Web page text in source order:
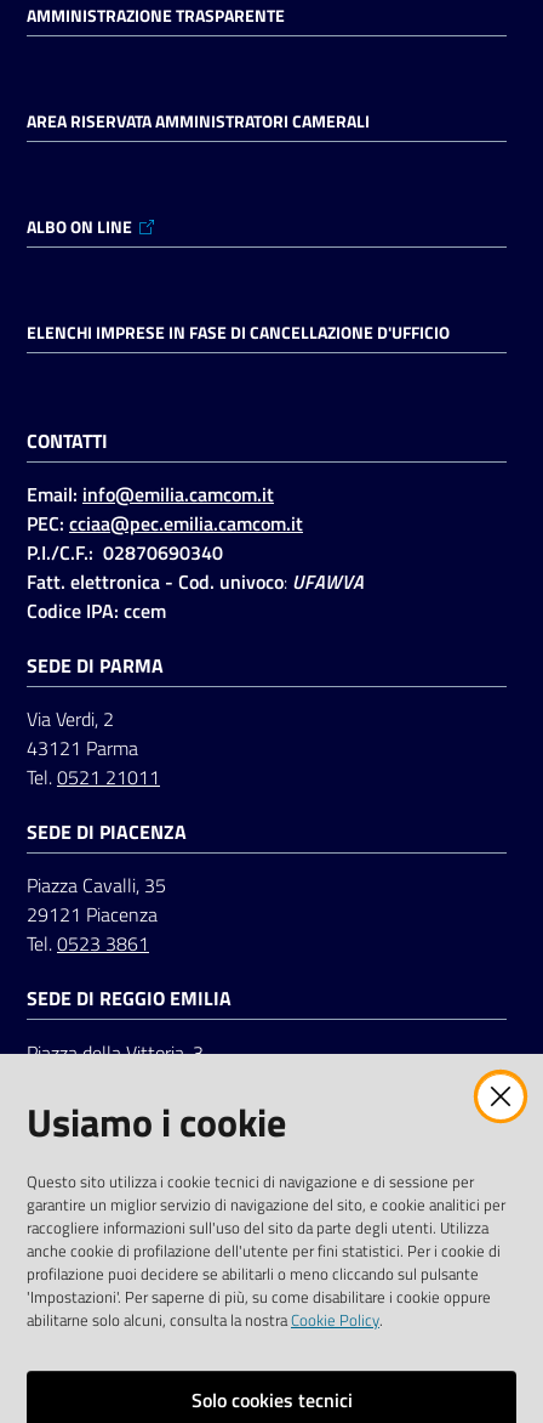
AMMINISTRAZIONE TRASPARENTE
AREA RISERVATA AMMINISTRATORI CAMERALI
ALBO ON LINE
ELENCHI IMPRESE IN FASE DI CANCELLAZIONE D'UFFICIO
CONTATTI
Email: info@emilia.camcom.it
PEC: cciaa@pec.emilia.camcom.it
P.I./C.F.: 02870690340
Fatt. elettronica - Cod. univoco: UFAWVA
Codice IPA: ccem
SEDE DI PARMA
Via Verdi, 2
43121 Parma
Tel.0521 21011
SEDE DI PIACENZA
Piazza Cavalli, 35
29121 Piacenza
Tel.0523 3861
SEDE DI REGGIO EMILIA
Piazza della Vittoria, 3
Tel.0522 7961
LinkedinFacebookInstagram
Usiamo i cookie
Questo sito utilizza i cookie tecnici di navigazione e di sessione per
garantire un miglior servizio di navigazione del sito, e cookie analitici per
raccogliere informazioni sull'uso del sito da parte degli utenti. Utilizza
anche cookie di profilazione dell'utente per fini statistici. Per i cookie di
profilazione puoi decidere se abilitarli o meno cliccando sul pulsante
'Impostazioni'. Per saperne di più, su come disabilitare i cookie oppure
abilitarne solo alcuni, consulta la nostraCookie Policy.
Solo cookies tecnici